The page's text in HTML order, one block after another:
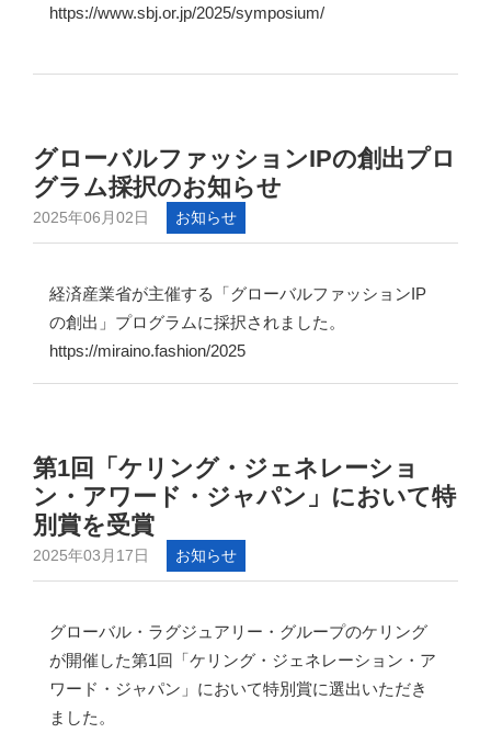
https://www.sbj.or.jp/2025/symposium/
グローバルファッションIPの創出プロ
グラム採択のお知らせ
2025年06月02日 お知らせ
経済産業省が主催する「グローバルファッションIP
の創出」プログラムに採択されました。
https://miraino.fashion/2025
第1回「ケリング・ジェネレーショ
ン・アワード・ジャパン」において特
別賞を受賞
2025年03月17日 お知らせ
グローバル・ラグジュアリー・グループのケリング
が開催した第1回「ケリング・ジェネレーション・ア
ワード・ジャパン」において特別賞に選出いただき
ました。